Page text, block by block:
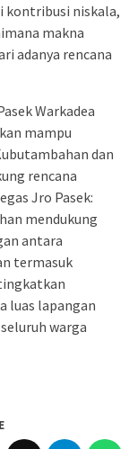
kontribusi niskala,
makna
adanya rencana
Warkadea
mampu
dan
rencana
Jro Pasek:
mendukung
antara
termasuk
luas lapangan
warga